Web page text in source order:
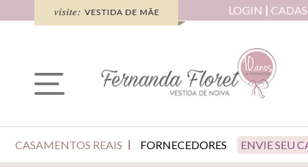
LOGIN
CASAMENTOS REAIS FORNECEDORES ENVIE SEU